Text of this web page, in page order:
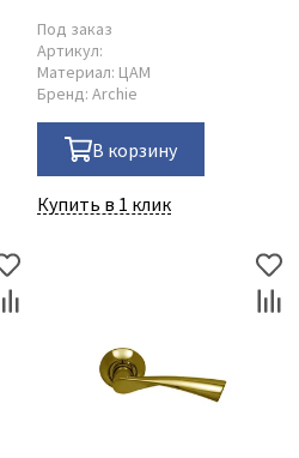
Под заказ
Артикул:
Материал: ЦАМ
Бренд: Archie
В корзину
Купить в 1 клик